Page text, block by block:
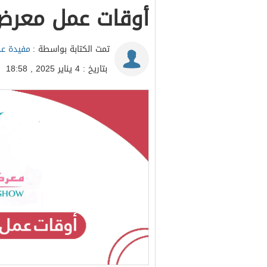
أوقات عمل معرض
تمت الكتابة بواسطة : مفيدة
بتاريخ : 4 يناير 2025 , 18:58